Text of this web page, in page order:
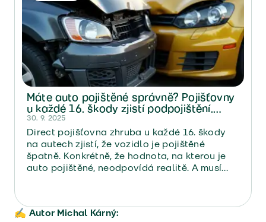
Máte auto pojištěné správně? Pojišťovny
u každé 16. škody zjistí podpojištění.
Přečtěte si, jak se mu vyhnout
30. 9. 2025
Direct pojišťovna zhruba u každé 16. škody
na autech zjistí, že vozidlo je pojištěné
špatně. Konkrétně, že hodnota, na kterou je
auto pojištěné, neodpovídá realitě. A musí
✍️ Autor Michal Kárný: